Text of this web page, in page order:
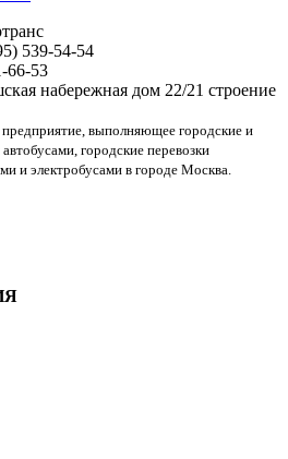
539-54-54
66-53
набережная дом 22/21 строение
выполняющее городские и
городские перевозки
и электробусами в городе Москва.